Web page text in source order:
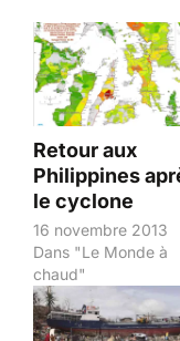
Retour aux
Philippines
le cyclone
16 novembre 2013
Dans "Le Monde à
chaud"